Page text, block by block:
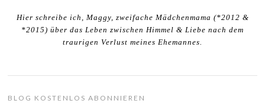
Hier schreibe ich, Maggy, zweifache Mädchenmama (*2012 &
*2015) über das Leben zwischen Himmel & Liebe nach dem
traurigen Verlust meines Ehemannes.
BLOG KOSTENLOS ABONNIEREN